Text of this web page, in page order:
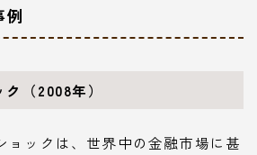
例
（2008年）
ョックは、世界中の金融市場に甚